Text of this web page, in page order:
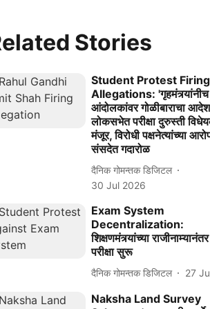
Stories
Student Protest Firing
Allegations: 'गृहमंत्र्यांनीच
आंदोलकांवर गोळीबाराचा
लोकसभेत परीक्षा दुरुस्ती
मंजूर, विरोधी पक्षनेत्यांच्या
संसदेत गदारोळ
दैनिक गोमन्तक डिजिटल
30 Jul 2026
Exam System
Decentralization:
शिक्षणमंत्र्यांच्या
परीक्षा सुरू
दैनिक गोमन्तक डिजिटल 27
Naksha Land Survey